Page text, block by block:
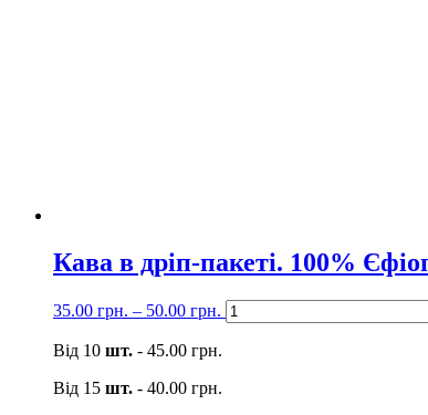
Кава в дріп-пакеті. 100%
35.00 грн. – 50.00 грн.
Від 10 шт. - 45.00 грн.
Від 15 шт. - 40.00 грн.